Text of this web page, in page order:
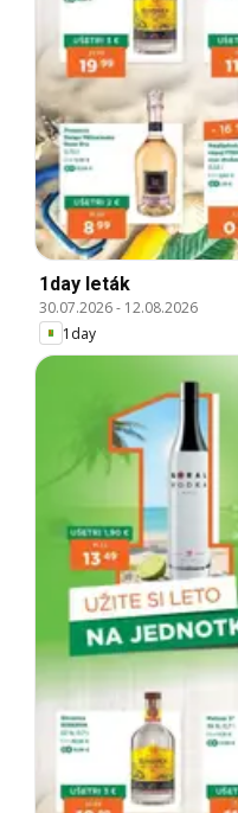
1day leták
30.07.2026- 12.08.2026
1day